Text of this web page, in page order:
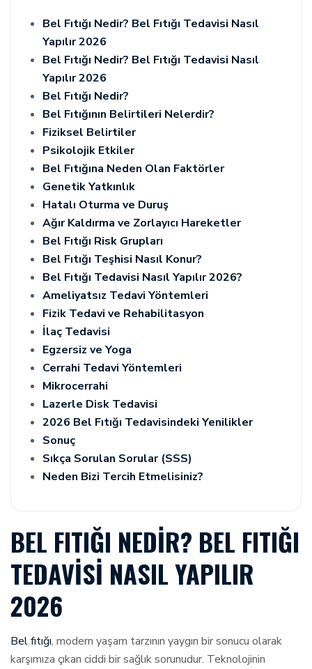
Bel Fıtığı Nedir? Bel Fıtığı Tedavisi Nasıl
Yapılır 2026
Bel Fıtığı Nedir? Bel Fıtığı Tedavisi Nasıl
Yapılır 2026
Bel Fıtığı Nedir?
Bel Fıtığının Belirtileri Nelerdir?
Fiziksel Belirtiler
Psikolojik Etkiler
Bel Fıtığına Neden Olan Faktörler
Genetik Yatkınlık
Hatalı Oturma ve Duruş
Ağır Kaldırma ve Zorlayıcı Hareketler
Bel Fıtığı Risk Grupları
Bel Fıtığı Teşhisi Nasıl Konur?
Bel Fıtığı Tedavisi Nasıl Yapılır 2026?
Ameliyatsız Tedavi Yöntemleri
Fizik Tedavi ve Rehabilitasyon
İlaç Tedavisi
Egzersiz ve Yoga
Cerrahi Tedavi Yöntemleri
Mikrocerrahi
Lazerle Disk Tedavisi
2026 Bel Fıtığı Tedavisindeki Yenilikler
Sonuç
Sıkça Sorulan Sorular (SSS)
Neden Bizi Tercih Etmelisiniz?
BEL FITIĞI NEDIR? BEL FITIĞI
TEDAVISI NASIL YAPILIR
2026
Bel fıtığı, modern yaşam tarzının yaygın bir sonucu olarak
karşımıza çıkan ciddi bir sağlık sorunudur. Teknolojinin